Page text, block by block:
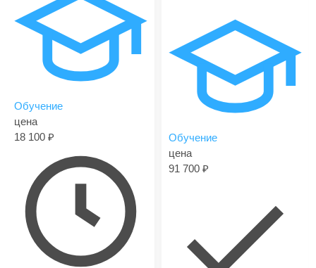
Обучение
цена
18 100
Обучение
цена
91 700